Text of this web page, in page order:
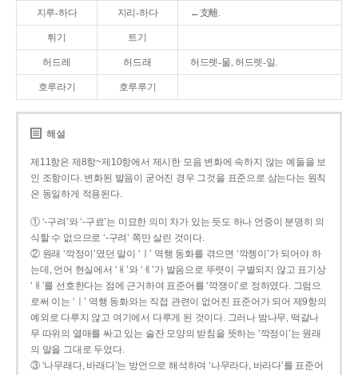
지루-하다 지리-하다 ←支離.
튀기 트기
허드레 허드래 허드렛-물, 허드렛-일.
호루라기 호루루기
해설
제11항은 제8항~제10항에서 제시한 모음 변화에 속하지 않는 예들을 보
인 조항이다. 변화된 발음이 굳어진 경우 그것을 표준으로 삼는다는 원칙
은 동일하게 적용된다.
① ‘-구려’와 ‘-구료’는 미묘한 의미 차가 있는 듯도 하나 언중이 분명히 의
식할 수 없으므로 ‘-구려’ 쪽만 살린 것이다.
② 원래 ‘깍정이’였던 말이 ‘ㅣ’ 역행 동화를 겪으면 ‘깍젱이’가 되어야 하
는데, 언어 현실에서 ‘ㅐ’와 ‘ㅔ’가 발음으로 뚜렷이 구별되지 않고 표기상
‘ㅐ’를 선호한다는 점에 근거하여 표준어를 ‘깍쟁이’로 정하였다. 그럼으
로써 이는 ‘ㅣ’ 역행 동화와는 직접 관련이 없어진 표준어가 되어 제9항의
예외로 다루지 않고 여기에서 다루게 된 것이다. 그러나 밤나무, 떡갈나
무 따위의 열매를 싸고 있는 술잔 모양의 받침을 뜻하는 ‘깍정이’는 원래
의 말을 그대로 두었다.
③ ‘나무래다, 바래다’는 방언으로 해석하여 ‘나무라다, 바라다’를 표준어